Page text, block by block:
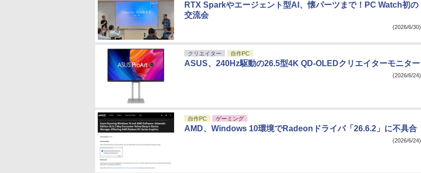
RTX Sparkやエージェント型AI、懐パーツまで！PC Watch初の
交流会
(2026/6/30)
クリエイター 自作PC
ASUS、240Hz駆動の26.5型4K QD-OLEDクリエイターモニター
(2026/6/24)
自作PC ゲーミング
AMD、Windows 10環境でRadeonドライバ「26.6.2」に不具合
(2026/6/24)